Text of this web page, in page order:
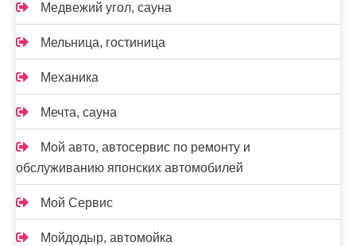
Медвежий угол, сауна
Мельница, гостиница
Механика
Мечта, сауна
Мой авто, автосервис по ремонту и
обслуживанию японских автомобилей
Мой Сервис
Мойдодыр, автомойка